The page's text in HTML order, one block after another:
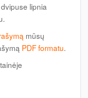
lipnia
mūsų
PDF formatu.